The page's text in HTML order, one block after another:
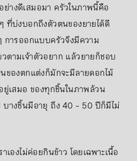
างดีเสมอมา ครัวในภาพนี้คือ
ที่บ่งบอกถึงตัวตนของยายได้ดี
การออกแบบครัวจึงมีความ
ตามเจ้าตัวอยาก แล้วยายก็ชอบ
ของตกแต่งก็มักจะมีลายดอกไม้
ยู่เสมอ ของทุกชิ้นในภาพล้วน
บางชิ้นมีอายุ ถึง 40 - 50 ปีก็มีไม่
เองไม่ค่อยกินข้าว ​โดยเฉพาะเนื้อ